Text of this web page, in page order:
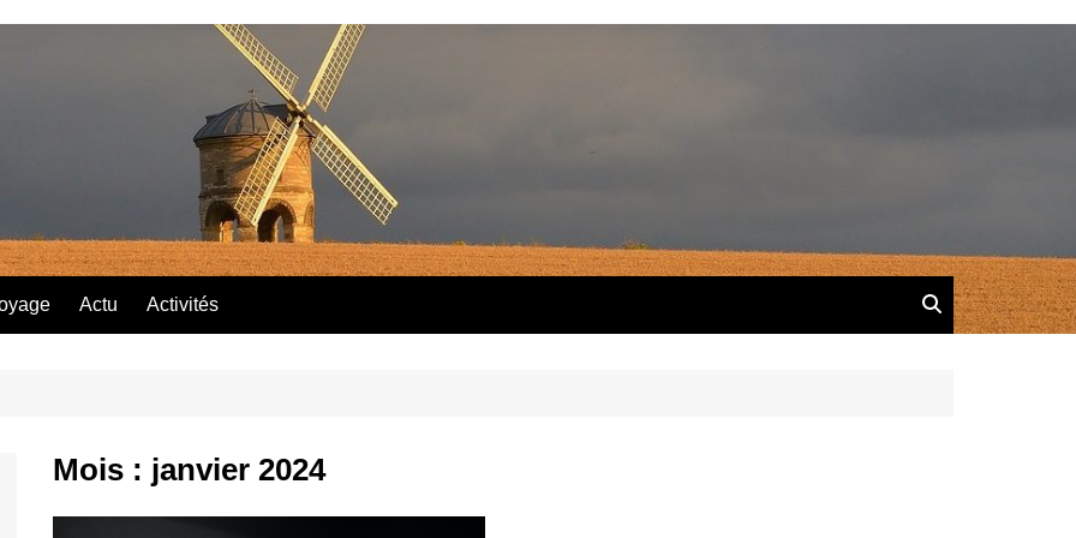
Actu Activités
Mois : janvier 2024